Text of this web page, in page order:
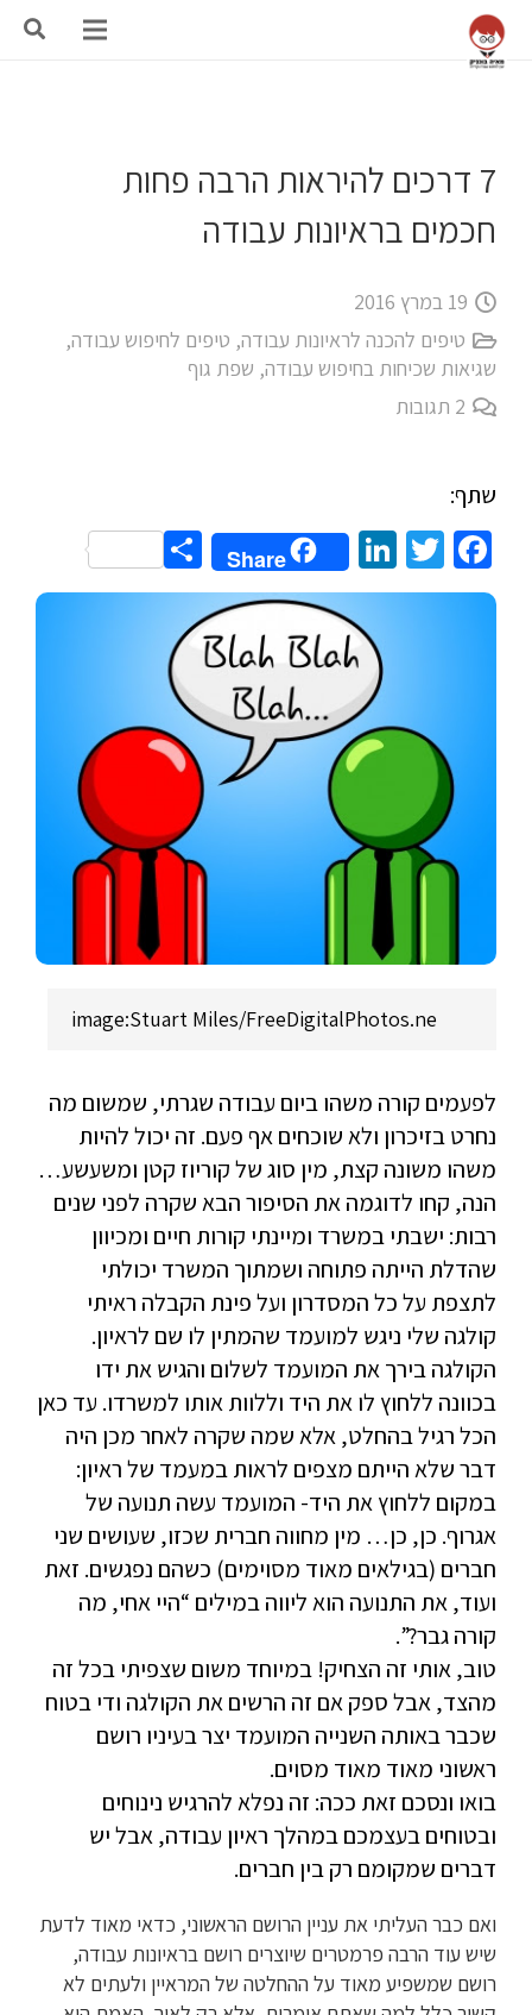
7 דרכים להיראות הרבה פחות
חכמים בראיונות עבודה
19 במרץ 2016
טיפים להכנה לראיונות עבודה, טיפים לחיפוש עבודה,
שגיאות שכיחות בחיפוש עבודה, שפת גוף
2 תגובות
שתף:
Facebook
Twitter
LinkedIn
Share
Share
image:Stuart Miles/FreeDigitalPhotos.ne
לפעמים קורה משהו ביום עבודה שגרתי, שמשום מה
נחרט בזיכרון ולא שוכחים אף פעם. זה יכול להיות
משהו משונה קצת, מין סוג של קוריוז קטן ומשעשע…
הנה, קחו לדוגמה את הסיפור הבא שקרה לפני שנים
רבות: ישבתי במשרד ומיינתי קורות חיים ומכיוון
שהדלת הייתה פתוחה ושמתוך המשרד יכולתי
לתצפת על כל המסדרון ועל פינת הקבלה ראיתי
קולגה שלי ניגש למועמד שהמתין לו שם לראיון.
הקולגה בירך את המועמד לשלום והגיש את ידו
בכוונה ללחוץ לו את היד וללוות אותו למשרדו. עד כאן
הכל רגיל בהחלט, אלא שמה שקרה לאחר מכן היה
דבר שלא הייתם מצפים לראות במעמד של ראיון:
במקום ללחוץ את היד- המועמד עשה תנועה של
אגרוף. כן, כן… מין מחווה חברית שכזו, שעושים שני
חברים (בגילאים מאוד מסוימים) כשהם נפגשים. זאת
ועוד, את התנועה הוא ליווה במילים “היי אחי, מה
קורה גבר?”.
טוב, אותי זה הצחיק! במיוחד משום שצפיתי בכל זה
מהצד, אבל ספק אם זה הרשים את הקולגה ודי בטוח
שכבר באותה השנייה המועמד יצר בעיניו רושם
ראשוני מאוד מאוד מסוים.
בואו ונסכם זאת ככה: זה נפלא להרגיש נינוחים
ובטוחים בעצמכם במהלך ראיון עבודה, אבל יש
דברים שמקומם רק בין חברים.
ואם כבר העליתי את עניין הרושם הראשוני, כדאי מאוד לדעת
שיש עוד הרבה פרמטרים שיוצרים רושם בראיונות עבודה,
רושם שמשפיע מאוד על ההחלטה של המראיין ולעתים לא